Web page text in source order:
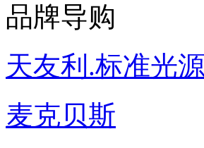
品牌导购
天友利.标准光源
麦克贝斯